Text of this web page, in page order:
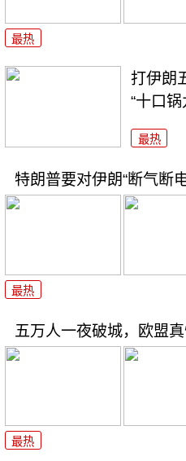
最热
打伊朗
“十口锅
最热
特朗普要对伊朗“断气断
最热
五万人一夜破城，欧盟
最热